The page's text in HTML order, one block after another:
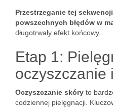
Przestrzeganie tej
powszechnych błędów w
długotrwały efekt końcowy.
Etap 1:
oczyszczanie
Oczyszczanie skóry to
codziennej pielęgnacji.